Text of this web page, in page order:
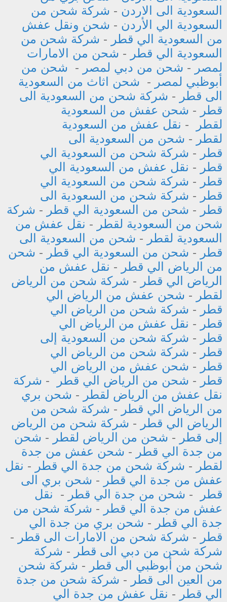
السعودية الى الاردن - شركة شحن من
السعودية الي الأردن - شحن ونقل عفش
من السعودية الي قطر - شركة شحن من
السعودية الي قطر - شحن من الامارات
لمصر - شحن من دبي لمصر - شحن من
أبوظبي لمصر - شحن اثاث من السعودية
الى قطر - شركة شحن من السعودية الى
قطر - شحن عفش من السعودية
لقطر
- نقل عفش من السعودية
لقطر - شحن من السعودية الى
قطر - شركة شحن من السعودية الي
قطر - نقل عفش من السعودية الي
قطر - شركة شحن من السعودية الي
قطر - شركة شحن من السعودية الى
قطر - شحن من السعودية الي قطر - شركة
شحن من السعودية لقطر - نقل عفش من
السعودية لقطر - شحن من السعودية الى
قطر - شحن من السعودية الي قطر - شحن
من الرياض الي قطر - نقل عفش من
الرياض الي قطر - شركة شحن من الرياض
لقطر - شحن عفش من الرياض الي
قطر - شركة شحن من الرياض الي
قطر - نقل عفش من الرياض الي
قطر - شركة شحن من السعودية إلى
قطر - شركة شحن من الرياض الي
قطر - شحن عفش من الرياض الي
قطر - شحن من الرياض الي قطر - شركة
نقل عفش من الرياض لقطر - شحن بري
من الرياض الي قطر - شركة شحن من
الرياض الي قطر - شركة شحن من الرياض
إلى قطر - شحن من الرياض لقطر - شحن
من جدة الي قطر - شحن عفش من جدة
لقطر - شركة شحن من جدة الي قطر - نقل
عفش من جدة الي قطر - شحن بري الى
قطر
- شحن من جدة الي قطر - نقل
عفش من جدة الي قطر - شركة شحن من
جدة الي قطر - شحن بري من جدة الي
قطر - شركة شحن من الامارات الى قطر -
شركة شحن من دبي الى قطر - شركة
شحن من أبوظبي الى قطر - شركة شحن
من العين الى قطر - شركة شحن من جدة
الي قطر - نقل عفش من جدة الي